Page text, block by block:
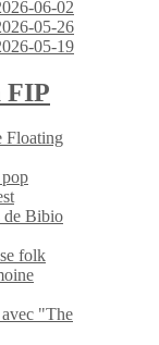
06-02
05-26
05-19
FIP
Floating
de Bibio
folk
"The